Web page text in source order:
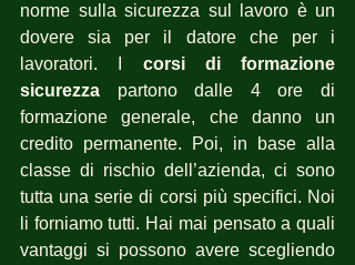
norme sulla sicurezza sul lavoro è un
dovere sia per il datore che per i
lavoratori. I corsi di formazione
sicurezza partono dalle 4 ore di
formazione generale, che danno un
credito permanente. Poi, in base alla
classe di rischio dell’azienda, ci sono
tutta una serie di corsi più specifici. Noi
li forniamo tutti. Hai mai pensato a quali
vantaggi si possono avere scegliendo